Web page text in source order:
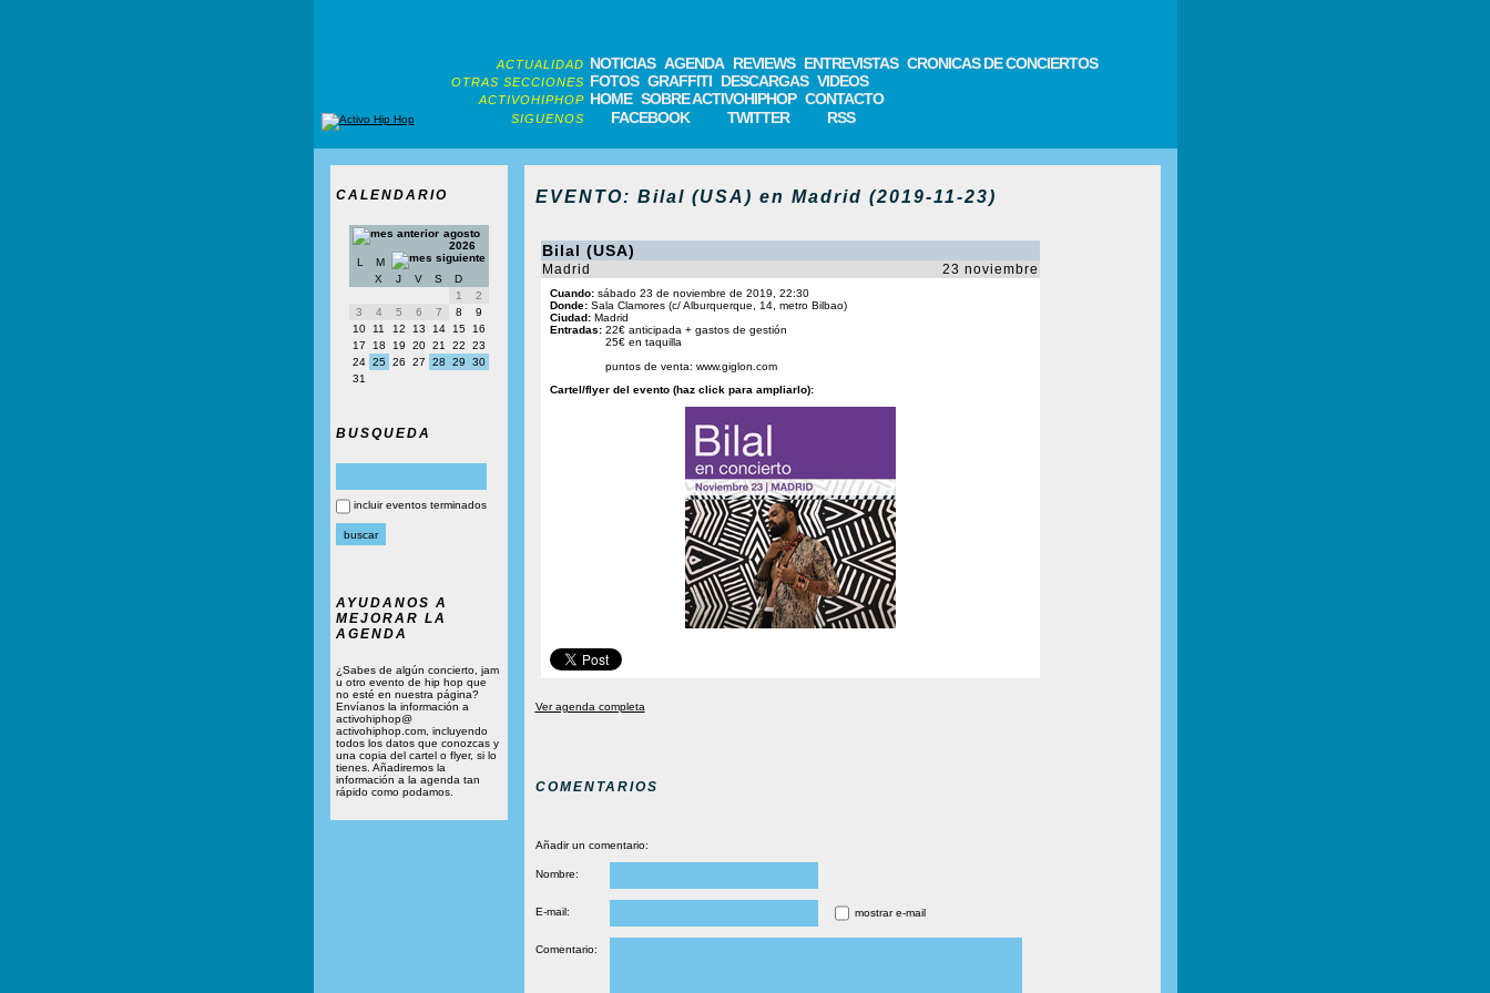
ACTUALIDAD NOTICIAS AGENDA REVIEWS ENTREVISTAS CRONICAS DE CONCIERTOS
OTRAS SECCIONES FOTOS GRAFFITI DESCARGAS VIDEOS
ACTIVOHIPHOP HOME SOBRE ACTIVOHIPHOP CONTACTO
SIGUENOS FACEBOOK TWITTER RSS
CALENDARIO
agosto
2026
L
M
X
J V S
D
1
2
3
4 5 6 7 8
9
10
11 12 13 14 15
16
17
18 19 20 21 22
23
24 25 26 27 28 29
30
31
BUSQUEDA
incluir eventos terminados
AYUDANOS A
MEJORAR LA
AGENDA
¿Sabes de algún concierto, jam
u otro evento de hip hop que
no esté en nuestra página?
Envíanos la información a
activohiphop@
activohiphop.com, incluyendo
todos los datos que conozcas y
una copia del cartel o flyer, si lo
tienes. Añadiremos la
información a la agenda tan
rápido como podamos.
EVENTO: Bilal (USA) en Madrid (2019-11-23)
Bilal (USA)
Madrid 23 noviembre
Cuando:sábado 23 de noviembre de 2019, 22:30
Donde:Sala Clamores (c/ Alburquerque, 14, metro Bilbao)
Ciudad:Madrid
Entradas: 22€ anticipada + gastos de gestión
25€ en taquilla
puntos de venta: www.giglon.com
Cartel/flyer del evento (haz click para ampliarlo):
Ver agenda completa
COMENTARIOS
Añadir un comentario:
Nombre:
E-mail: mostrar e-mail
Comentario: